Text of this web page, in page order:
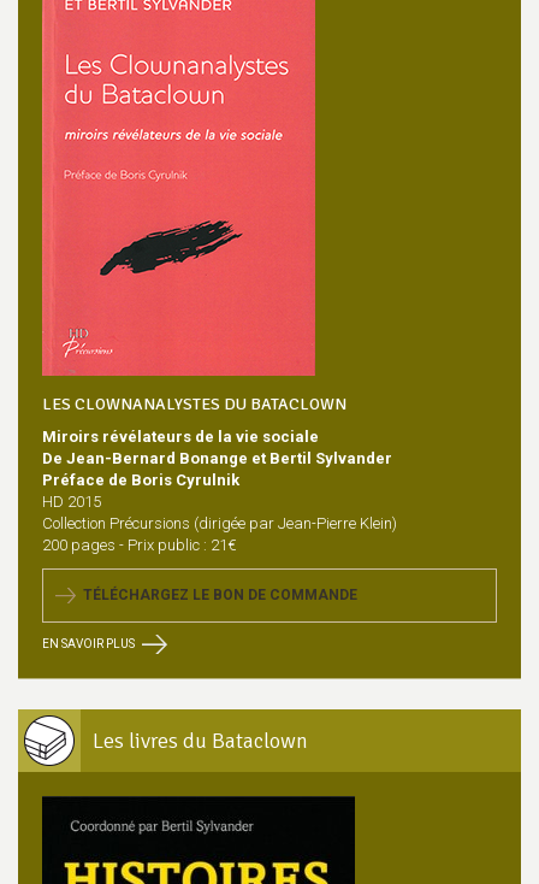
LES CLOWNANALYSTES DU BATACLOWN
Miroirs révélateurs de la vie sociale
De Jean-Bernard Bonange et Bertil Sylvander
Préface de Boris Cyrulnik
HD 2015
Collection Précursions (dirigée par Jean-Pierre Klein)
200 pages - Prix public : 21€
TÉLÉCHARGEZ LE BON DE COMMANDE
EN SAVOIR PLUS
Les livres du Bataclown